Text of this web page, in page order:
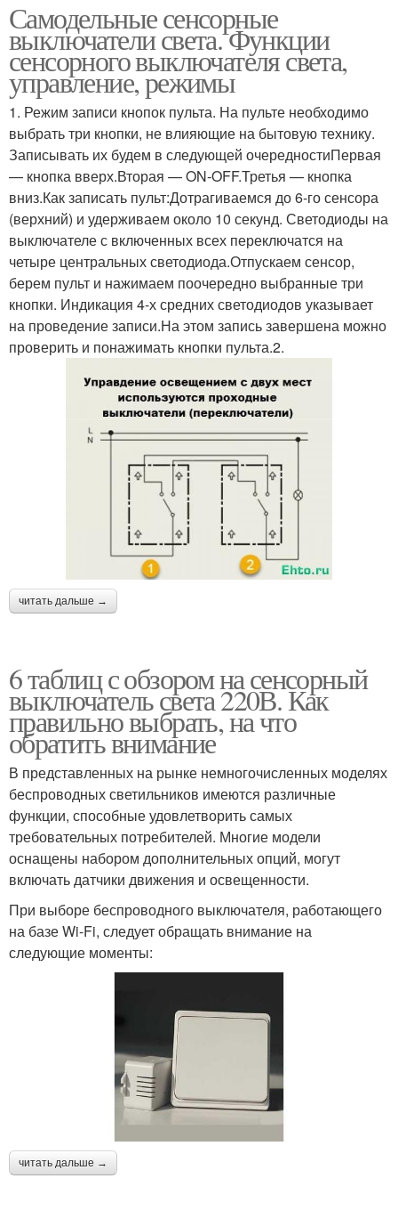
Самодельные сенсорные
выключатели света. Функции
сенсорного выключателя света,
управление, режимы
1. Режим записи кнопок пульта. На пульте необходимо
выбрать три кнопки, не влияющие на бытовую технику.
Записывать их будем в следующей очередностиПервая
— кнопка вверх.Вторая — ON-OFF.Третья — кнопка
вниз.Как записать пульт:Дотрагиваемся до 6-го сенсора
(верхний) и удерживаем около 10 секунд. Светодиоды на
выключателе с включенных всех переключатся на
четыре центральных светодиода.Отпускаем сенсор,
берем пульт и нажимаем поочередно выбранные три
кнопки. Индикация 4-х средних светодиодов указывает
на проведение записи.На этом запись завершена можно
проверить и понажимать кнопки пульта.2.
читать дальше →
6 таблиц с обзором на сенсорный
выключатель света 220В. Как
правильно выбрать, на что
обратить внимание
В представленных на рынке немногочисленных моделях
беспроводных светильников имеются различные
функции, способные удовлетворить самых
требовательных потребителей. Многие модели
оснащены набором дополнительных опций, могут
включать датчики движения и освещенности.
При выборе беспроводного выключателя, работающего
на базе Wi-Fi, следует обращать внимание на
следующие моменты:
читать дальше →